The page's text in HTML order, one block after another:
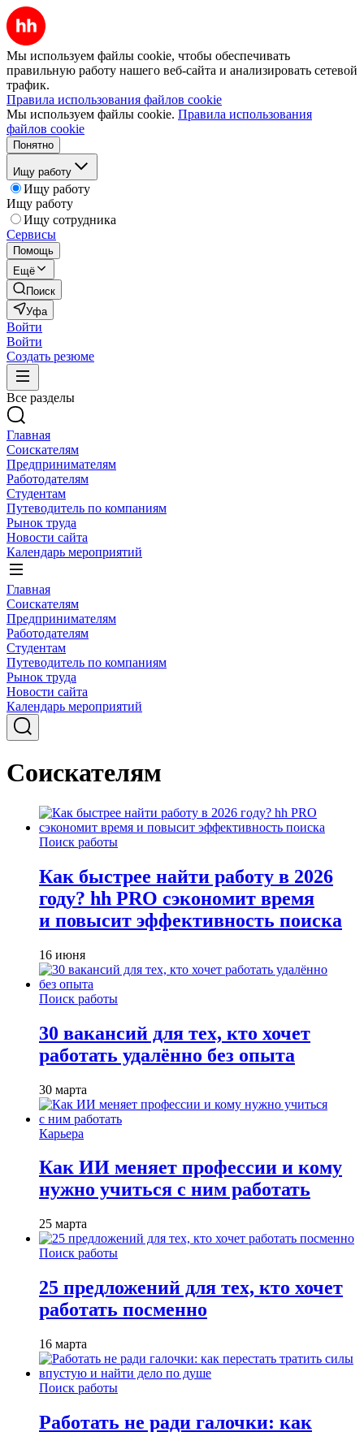
Мы используем файлы cookie, чтобы обеспечивать
правильную работу нашего веб-сайта и анализировать сетевой
трафик.
Правила использования файлов cookie
Мы используем файлы cookie. Правила использования
файлов cookie
Понятно
Ищу работу
Ищу работу
Ищу работу
Ищу сотрудника
Сервисы
Помощь
Ещё
Поиск
Уфа
Войти
Войти
Создать резюме
Все разделы
Главная
Соискателям
Предпринимателям
Работодателям
Студентам
Путеводитель по компаниям
Рынок труда
Новости сайта
Календарь мероприятий
Главная
Соискателям
Предпринимателям
Работодателям
Студентам
Путеводитель по компаниям
Рынок труда
Новости сайта
Календарь мероприятий
Соискателям
Поиск работы
Как быстрее найти работу в 2026
году? hh PRO сэкономит время
и повысит эффективность поиска
16 июня
Поиск работы
30 вакансий для тех, кто хочет
работать удалённо без опыта
30 марта
Карьера
Как ИИ меняет профессии и кому
нужно учиться с ним работать
25 марта
Поиск работы
25 предложений для тех, кто хочет
работать посменно
16 марта
Поиск работы
Работать не ради галочки: как